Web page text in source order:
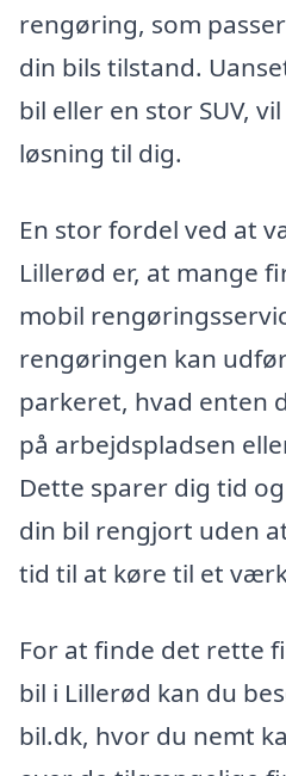
rengøring, som
din bils tilstand.
bil eller en stor SUV,
løsning til dig.
En stor fordel ved at
Lillerød er, at mange
mobil
rengøringen kan
parkeret, hvad enten
på arbejdspladsen
Dette sparer dig tid
din bil rengjort uden
tid til at køre til et
For at finde det rette
bil i Lillerød kan du
bil.dk, hvor du nemt